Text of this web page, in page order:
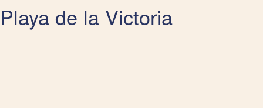
Playa de la Victoria